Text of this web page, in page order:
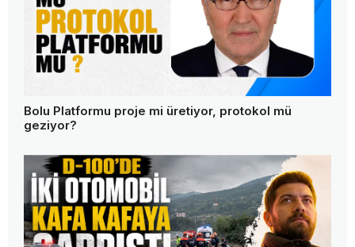
Bolu Platformu proje mi üretiyor, protokol mü
geziyor?